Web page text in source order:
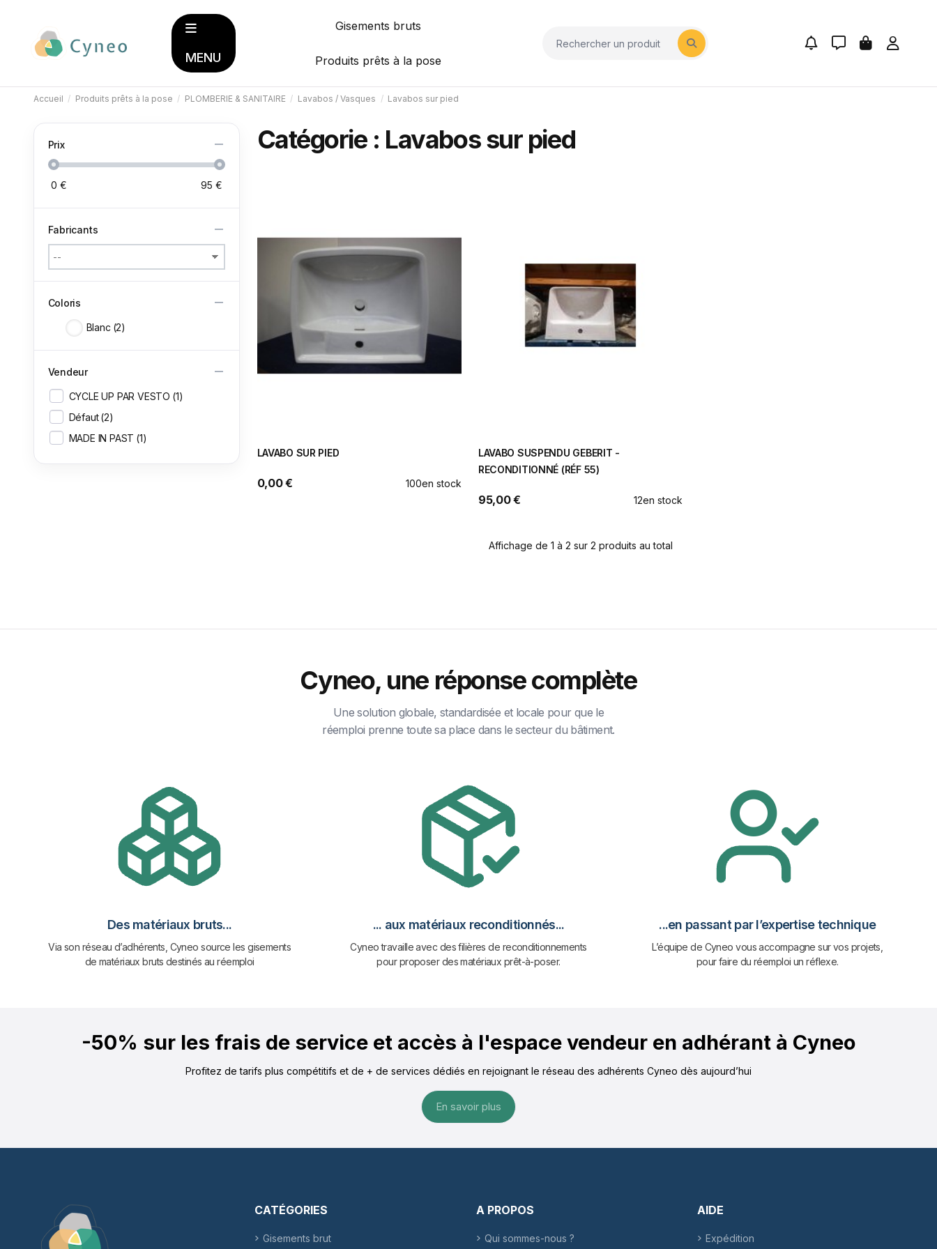
MENU
Gisements bruts
Produits prêts à la pose
Accueil Produits prêts à la pose PLOMBERIE & SANITAIRE Lavabos / Vasques Lavabos sur pied
Catégorie : Lavabos sur pied
LAVABO SUR PIED
0,00 € 100en stock
LAVABO SUSPENDU GEBERIT -
RECONDITIONNÉ (RÉF 55)
95,00 € 12en stock
Affichage de 1 à 2 sur 2 produits au total
Prix
0 € 95 €
Fabricants
Coloris
Blanc 2
Vendeur
CYCLE UP PAR VESTO 1
Défaut 2
MADE IN PAST 1
Cyneo, une réponse complète
Une solution globale, standardisée et locale pour que le
réemploi prenne toute sa place dans le secteur du bâtiment.
Des matériaux bruts...
Via son réseau d’adhérents, Cyneo source les gisements
de matériaux bruts destinés au réemploi
... aux matériaux reconditionnés...
Cyneo travaille avec des filières de reconditionnements
pour proposer des matériaux prêt-à-poser.
...en passant par l’expertise technique
L’équipe de Cyneo vous accompagne sur vos projets,
pour faire du réemploi un réflexe.
-50% sur les frais de service et accès à l'espace vendeur en adhérant à Cyneo
Profitez de tarifs plus compétitifs et de + de services dédiés en rejoignant le réseau des adhérents Cyneo dès aujourd’hui
En savoir plus
CATÉGORIES
Gisements brut
A PROPOS
Qui sommes-nous ?
AIDE
Expédition